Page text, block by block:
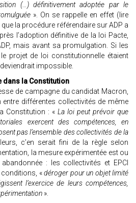
(…) définitivement adoptée par le
». On se rappelle en effet (lire
la procédure référendaire sur ADP a
l’adoption définitive de la loi Pacte,
mais avant sa promulgation. Si les
projet de loi constitutionnelle étaient
impossible.
dans la Constitution
de campagne du candidat Macron,
différentes collectivités de même
Constitution : « La loi peut prévoir que
exercent des compétences, en
pas l’ensemble des collectivités de la
c’en serait fini de la règle selon
la mesure expérimentée est ou
: les collectivités et EPCI
conditions, «déroger pour un objet limité
l’exercice de leurs compétences,
».